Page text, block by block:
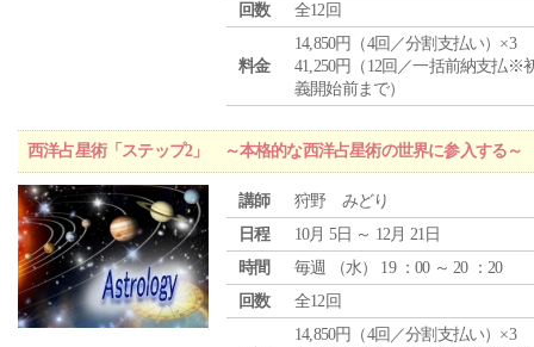
回数
全12回
料金
14,850円（4回／分割支払い）×3
41,250円（12回／一括前納支払※
義開始前まで）
西洋占星術「ステップ2」 ～本格的な西洋占星術の世界に参入する～
講師
狩野 みどり
日程
10月 5日 ～ 12月 21日
時間
毎週 （水） 19 ：00 ～ 20 ：20
回数
全12回
14,850円（4回／分割支払い）×3